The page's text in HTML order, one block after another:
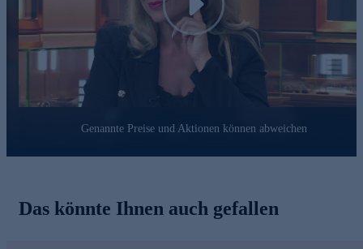
Play
Genannte Preise und Aktionen können abweichen
Das könnte Ihnen auch gefallen